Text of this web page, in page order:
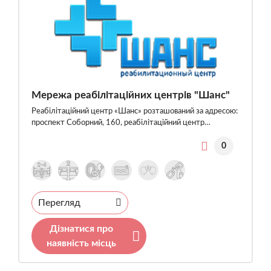
Мережа реабілітаційних центрів "Шанс"
Реабілітаційний центр «Шанс» розташований за адресою:
проспект Соборний, 160, реабілітаційний центр…
0
Перегляд
Дізнатися про
наявність місць